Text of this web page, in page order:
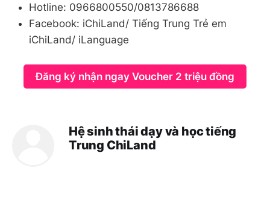
Hotline: 0966800550/0813786688
Facebook: iChiLand/ Tiếng Trung Trẻ em
iChiLand/ iLanguage
Đăng ký nhận ngay Voucher 2 triệu đồng
Hệ sinh thái dạy và học tiếng
Trung ChiLand